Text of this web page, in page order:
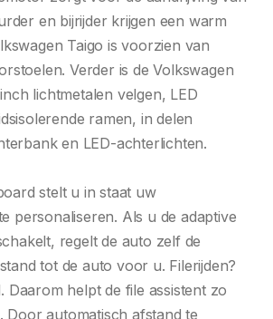
en bijrijder krijgen een warm
Taigo is voorzien van
Verder is de Volkswagen
lichtmetalen velgen, LED
ramen, in delen
en LED-achterlichten.
stelt u in staat uw
personaliseren. Als u de adaptive
regelt de auto zelf de
tot de auto voor u. Filerijden?
Daarom helpt de file assistent zo
Door automatisch afstand te